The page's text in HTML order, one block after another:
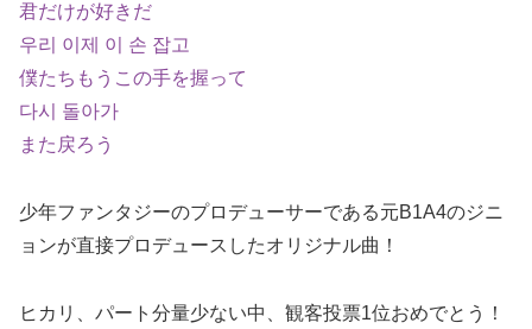
君だけが好きだ
우리 이제 이 손 잡고
僕たちもうこの手を握って
다시 돌아가
また戻ろう
少年ファンタジーのプロデューサーである元B1A4のジニ
ョンが直接プロデュースしたオリジナル曲！
ヒカリ、パート分量少ない中、観客投票1位おめでとう！